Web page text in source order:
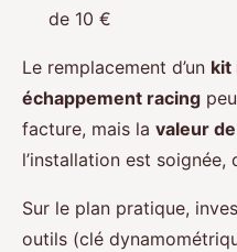
de 10 €
Le remplacement d’un kit
échappement racing
facture, mais la valeur
l’installation est
Sur le plan pratique,
outils (clé